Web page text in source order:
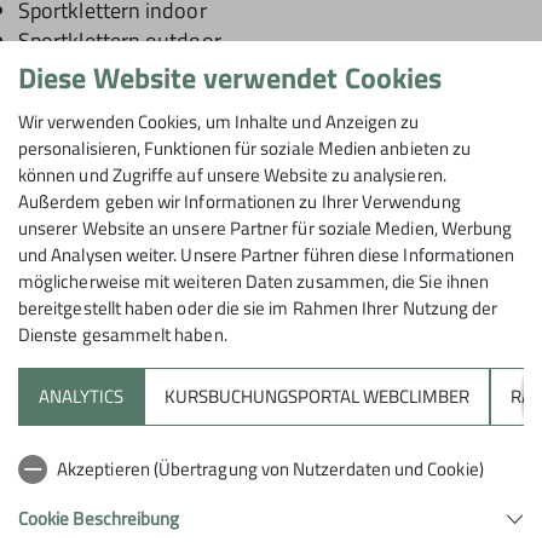
Sportklettern indoor
Sportklettern outdoor
Sportklettern Leistungssport
traditionelles Klettern
Ausbildung Klettersport – mehr erfahren
Ausbildung
Lass dich ausbilden!
Hier findest du alle Informationen zur Ausbildung
Fortbildung
Diese Website verwendet Cookies
Wir verwenden Cookies, um Inhalte und Anzeigen zu
personalisieren, Funktionen für soziale Medien anbieten zu
können und Zugriffe auf unsere Website zu analysieren.
Außerdem geben wir Informationen zu Ihrer Verwendung
unserer Website an unsere Partner für soziale Medien, Werbung
und Analysen weiter. Unsere Partner führen diese Informationen
möglicherweise mit weiteren Daten zusammen, die Sie ihnen
bereitgestellt haben oder die sie im Rahmen Ihrer Nutzung der
Dienste gesammelt haben.
ANALYTICS KURSBUCHUNGSPORTAL WEBCLIMBER
Akzeptieren (Übertragung von Nutzerdaten und Cookie)
Cookie Beschreibung